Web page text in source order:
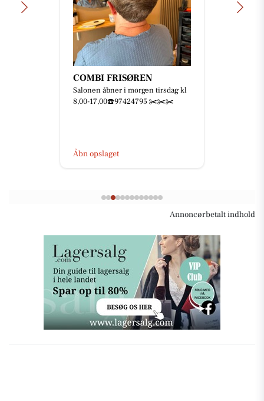
COMBI FRISØREN
Salonen åbner i morgen tirsdag kl
8,00-17,00☎️97424795 ✂️✂️✂️
Åbn opslaget
Annoncørbetalt indhold